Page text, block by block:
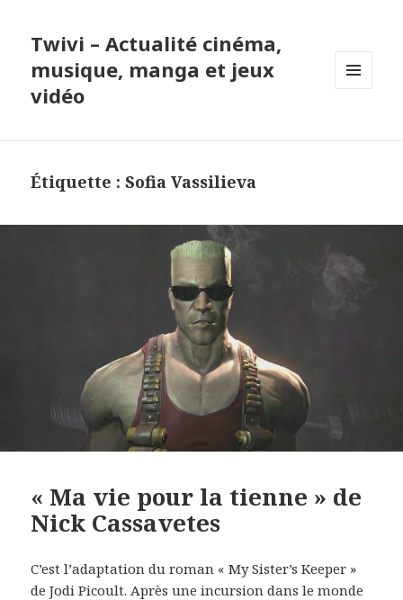
Twivi – Actualité cinéma,
musique, manga et jeux
vidéo
Étiquette :Sofia Vassilieva
« Ma vie pour la tienne » de
Nick Cassavetes
C’est l’adaptation du roman « My Sister’s Keeper »
de Jodi Picoult. Après une incursion dans le monde